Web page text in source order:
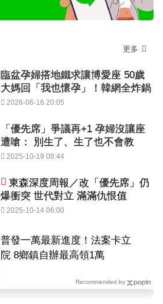
更多
臨盆孕婦搭地鐵求讓博愛座 50歲
大媽回「我也懷孕」！韓網全炸鍋
2026-06-16 20:05
「優先席」爭議再+1 孕婦沒讓座
遭嗆： 別生了、生了也不會教
2025-10-19 08:44
東森深度周報／改「優先席」仍
爆衝突 世代對立 滿滿仇恨值
2025-10-14 06:00
普發一萬最新進度！法案卡立
院 8鄉鎮自辦最高領1萬
Recommended by